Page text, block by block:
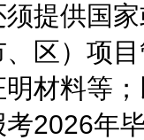
须提供国
、区）项
明材料等
考2026年